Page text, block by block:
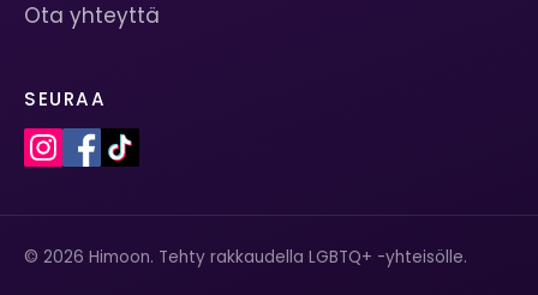
Ota yhteyttä
SEURAA
© 2026 Himoon. Tehty rakkaudella LGBTQ+ -yhteisölle.